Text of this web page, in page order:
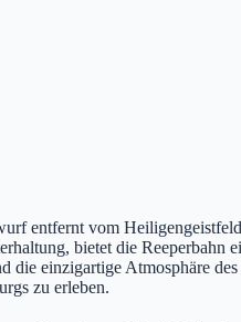
entfernt vom
bietet die
die einzigartige Atmosphäre
zu erleben.